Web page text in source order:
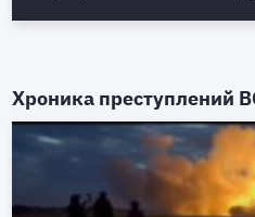
Хроника преступлений